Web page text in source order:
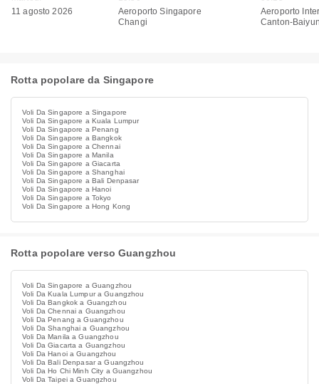
11 agosto 2026
Aeroporto Singapore
Changi
Aeroporto
Canton-
Rotta popolare da Singapore
Voli Da Singapore a Singapore
Voli Da Singapore a Kuala Lumpur
Voli Da Singapore a Penang
Voli Da Singapore a Bangkok
Voli Da Singapore a Chennai
Voli Da Singapore a Manila
Voli Da Singapore a Giacarta
Voli Da Singapore a Shanghai
Voli Da Singapore a Bali Denpasar
Voli Da Singapore a Hanoi
Voli Da Singapore a Tokyo
Voli Da Singapore a Hong Kong
Rotta popolare verso Guangzhou
Voli Da Singapore a Guangzhou
Voli Da Kuala Lumpur a Guangzhou
Voli Da Bangkok a Guangzhou
Voli Da Chennai a Guangzhou
Voli Da Penang a Guangzhou
Voli Da Shanghai a Guangzhou
Voli Da Manila a Guangzhou
Voli Da Giacarta a Guangzhou
Voli Da Hanoi a Guangzhou
Voli Da Bali Denpasar a Guangzhou
Voli Da Ho Chi Minh City a Guangzhou
Voli Da Taipei a Guangzhou